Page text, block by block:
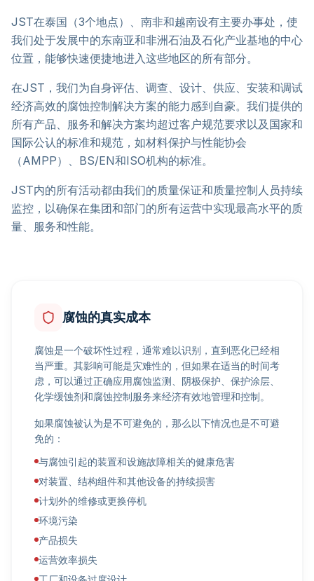
JST在泰国（3个地点）、南非和越南设有主要办事处，使
我们处于发展中的东南亚和非洲石油及石化产业基地的中心
位置，能够快速便捷地进入这些地区的所有部分。
在JST，我们为自身评估、调查、设计、供应、安装和调试
经济高效的腐蚀控制解决方案的能力感到自豪。我们提供的
所有产品、服务和解决方案均超过客户规范要求以及国家和
国际公认的标准和规范，如材料保护与性能协会
（AMPP）、BS/EN和ISO机构的标准。
JST内的所有活动都由我们的质量保证和质量控制人员持续
监控，以确保在集团和部门的所有运营中实现最高水平的质
量、服务和性能。
腐蚀的真实成本
腐蚀是一个破坏性过程，通常难以识别，直到恶化已经相
当严重。其影响可能是灾难性的，但如果在适当的时间考
虑，可以通过正确应用腐蚀监测、阴极保护、保护涂层、
化学缓蚀剂和腐蚀控制服务来经济有效地管理和控制。
如果腐蚀被认为是不可避免的，那么以下情况也是不可避
免的：
与腐蚀引起的装置和设施故障相关的健康危害
对装置、结构组件和其他设备的持续损害
计划外的维修或更换停机
环境污染
产品损失
运营效率损失